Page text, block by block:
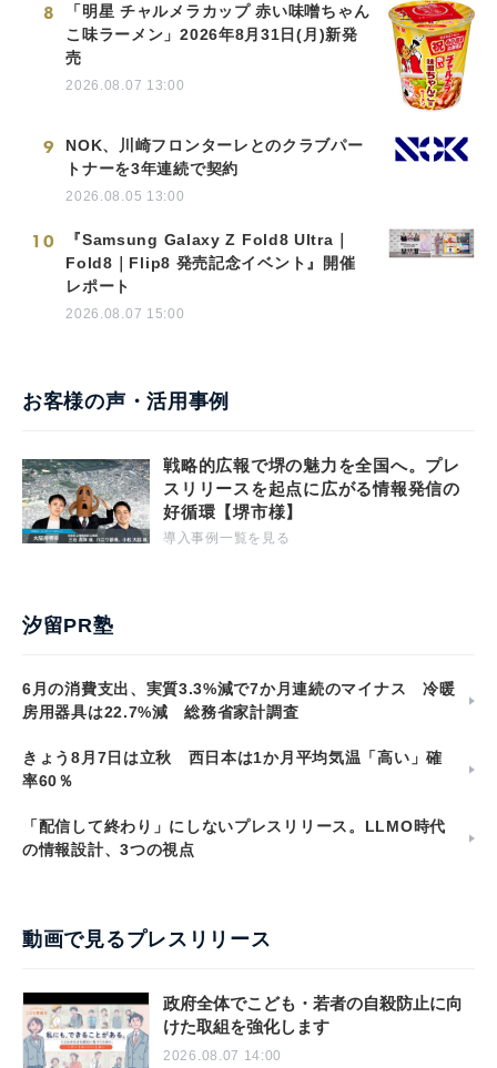
8
「明星 チャルメラカップ 赤い味噌ちゃん
こ味ラーメン」2026年8月31日(月)新発
売
2026.08.07 13:00
9
NOK、川崎フロンターレとのクラブパー
トナーを3年連続で契約
2026.08.05 13:00
10
『Samsung Galaxy Z Fold8 Ultra｜
Fold8｜Flip8 発売記念イベント』開催
レポート
2026.08.07 15:00
お客様の声・活用事例
戦略的広報で堺の魅力を全国へ。プレ
スリリースを起点に広がる情報発信の
好循環【堺市様】
導入事例一覧を見る
汐留PR塾
6月の消費支出、実質3.3%減で7か月連続のマイナス 冷暖
房用器具は22.7%減 総務省家計調査
きょう8月7日は立秋 西日本は1か月平均気温「高い」確
率60％
「配信して終わり」にしないプレスリリース。LLMO時代
の情報設計、3つの視点
動画で見るプレスリリース
政府全体でこども・若者の自殺防止に向
けた取組を強化します
2026.08.07 14:00